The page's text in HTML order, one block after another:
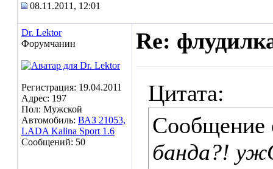
08.11.2011, 12:01
Dr. Lektor
Форумчанин
Регистрация: 19.04.2011
Адрес: 197
Пол: Мужской
Автомобиль: ВАЗ 21053,
LADA Kalina Sport 1.6
Сообщений: 50
Re:
Цитата:
Сообщение
банда?!